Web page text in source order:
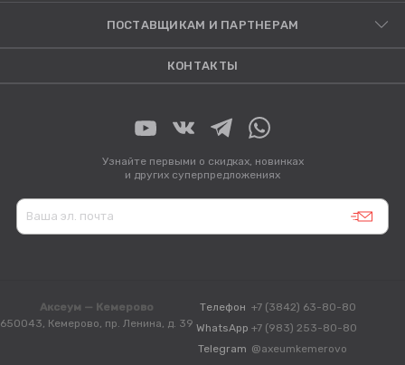
ПОСТАВЩИКАМ И ПАРТНЕРАМ
КОНТАКТЫ
Узнайте первыми о скидках, новинках
и других суперпредложениях
Аксеум — Кемерово
650043, Кемерово, пр. Ленина, д. 39
Телефон +7 (3842) 63-80-80
WhatsApp +7 (983) 253-80-80
Telegram @axeumkemerovo